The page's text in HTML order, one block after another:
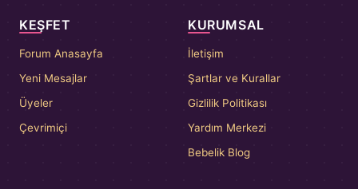
KEŞFET
Forum Anasayfa
Yeni Mesajlar
Üyeler
Çevrimiçi
KURUMSAL
İletişim
Şartlar ve Kurallar
Gizlilik Politikası
Yardım Merkezi
Bebelik Blog